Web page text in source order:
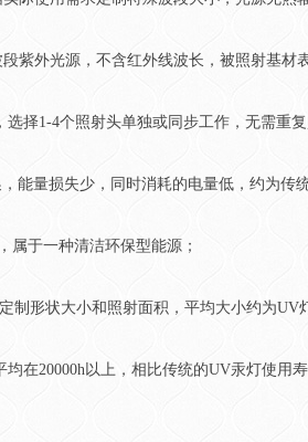
段紫外光源，不含红外线波长，被照射基
择1-4个照射头单独或同步工作，无需重
能量损失少，同时消耗的电量低，约为传
于一种清洁环保型能源；
形状大小和照射面积，平均大小约为UV
在20000h以上，相比传统的UV汞灯使用